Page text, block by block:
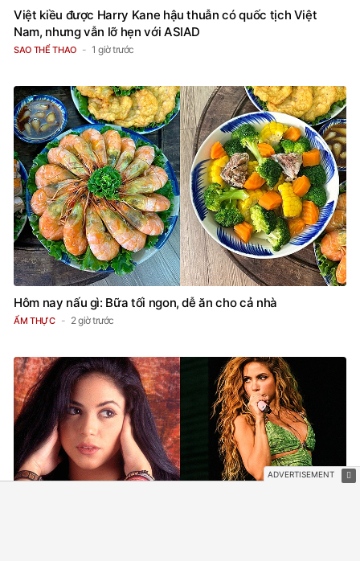
Việt kiều được Harry Kane hậu thuẫn có quốc tịch Việt
Nam, nhưng vẫn lỡ hẹn với ASIAD
SAO THỂ THAO 1 giờ trước
Hôm nay nấu gì: Bữa tối ngon, dễ ăn cho cả nhà
ẨM THỰC 2 giờ trước